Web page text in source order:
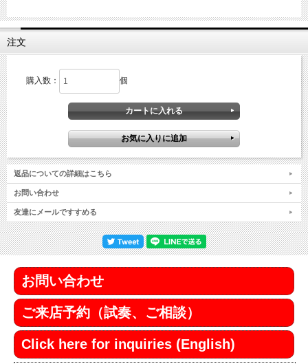
注文
購入数： 個
返品についての詳細はこちら
お問い合わせ
友達にメールですすめる
お問い合わせ
ご来店予約（試奏、ご相談）
Click here for inquiries (English)